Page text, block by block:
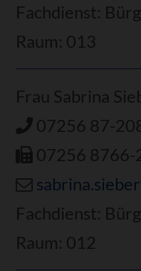
Fachdienst:
Raum: 013
Frau Sabrina
07256 87-
07256 8766-
Fachdienst:
Raum: 012